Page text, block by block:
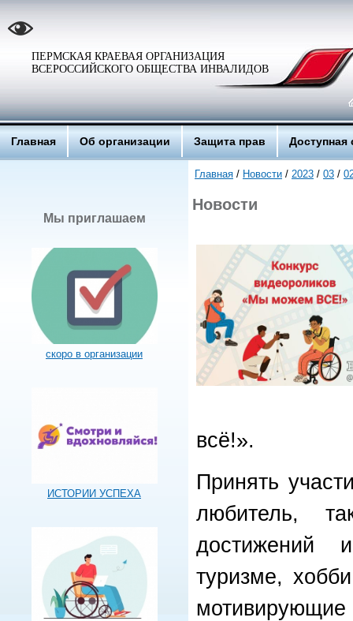
ПЕРМСКАЯ КРАЕВАЯ ОРГАНИЗАЦИЯ
ВСЕРОССИЙСКОГО ОБЩЕСТВА ИНВАЛИДОВ
Главная Об организации Защита прав Доступная
Мы приглашаем
скоро в организации
ИСТОРИИ УСПЕХА
Главная / Новости / 2023 / 03 /
Новости
всё!».
Принять
любитель,
достижений
туризме,